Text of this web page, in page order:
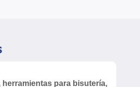
herramientas para bisutería,